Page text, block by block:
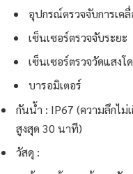
อุปกรณ์ตรวจจับการเค
เซ็นเซอร์ตรวจจับระยะ
เซ็นเซอร์ตรวจวัดแสงโ
บารอมิเตอร์
กันน้ำ : IP67 (ความลึกไม่
สูงสุด 30 นาที)
วัสดุ :